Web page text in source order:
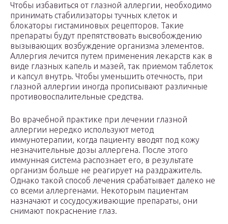
Чтобы избавиться от глазной аллергии, необходимо
принимать стабилизаторы тучных клеток и
блокаторы гистаминовых рецепторов. Такие
препараты будут препятствовать высвобождению
вызывающих возбуждение организма элементов.
Аллергия лечится путем применения лекарств как в
виде глазных капель и мазей, так приемом таблеток
и капсул внутрь. Чтобы уменьшить отечность, при
глазной аллергии иногда прописывают различные
противовоспалительные средства.
Во врачебной практике при лечении глазной
аллергии нередко используют метод
иммунотерапии, когда пациенту вводят под кожу
незначительные дозы аллергена. После этого
иммунная система распознает его, в результате
организм больше не реагирует на раздражитель.
Однако такой способ лечения срабатывает далеко не
со всеми аллергенами. Некоторым пациентам
назначают и сосудосуживающие препараты, они
снимают покраснение глаз.